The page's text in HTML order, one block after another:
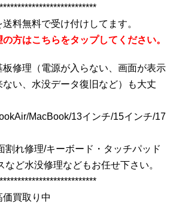
料無料で受け付けしてます。
方はこちらをタップしてください。
板修理（電源が入らない、画面が表示
い、水没データ復旧など）も大丈
MacBook/13インチ/15インチ/17
割れ修理/キーボード・タッチパッド
など水没修理などもお任せ下さい。
買取り中